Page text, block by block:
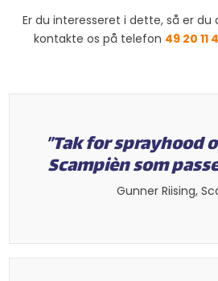
Er du interesseret i dette, så er
kontakte os på telefon 49 20 11
”Tak for sprayhood
Scampièn som
​Gunner Riising,